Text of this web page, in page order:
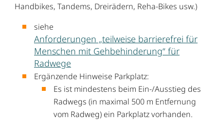
Handbikes, Tandems, Dreirädern, Reha-Bikes usw.)
siehe
Anforderungen „teilweise barrierefrei für
Menschen mit Gehbehinderung“ für
Radwege
Ergänzende Hinweise Parkplatz:
Es ist mindestens beim Ein-/Ausstieg des
Radwegs (in maximal 500 m Entfernung
vom Radweg) ein Parkplatz vorhanden.